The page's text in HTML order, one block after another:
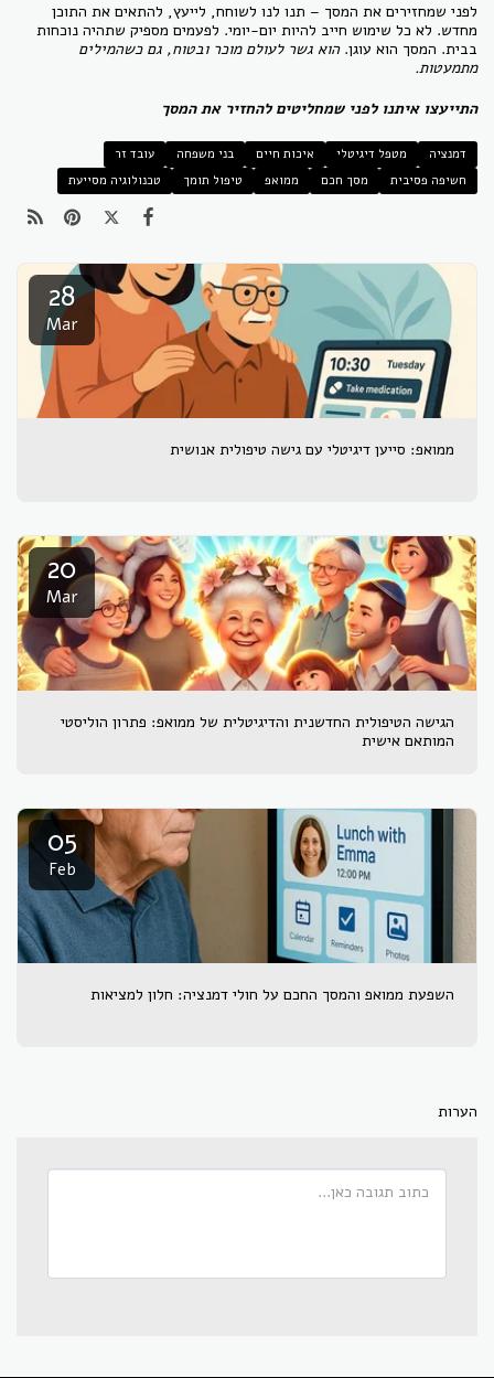
לפני שמחזירים את המסך – תנו לנו לשוחח, לייעץ, להתאים את התוכן
מחדש. לא כל שימוש חייב להיות יום-יומי. לפעמים מספיק שתהיה נוכחות
בבית. המסך הוא עוגן.הוא גשר לעולם מוכר ובטוח, גם כשהמילים
מתמעטות.
התייעצו איתנו לפני שמחליטים להחזיר את המסך
דמנציה מטפל דיגיטלי איכות חיים בני משפחה
עובד זר
חשיפה פסיבית
מסך חכם ממואפ טיפול תומך טכנולוגיה מסייעת
28
Mar
ממואפ: סייען דיגיטלי עם גישה טיפולית אנושית
20
Mar
הגישה הטיפולית החדשנית והדיגיטלית של ממואפ: פתרון הוליסטי
המותאם אישית
05
Feb
השפעת ממואפ והמסך החכם על חולי דמנציה: חלון למציאות
הערות